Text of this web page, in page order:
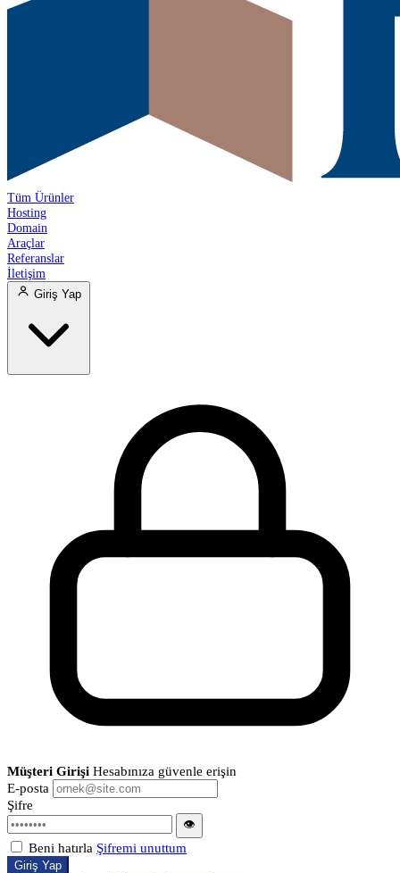
Tüm Ürünler
Hosting
Domain
Araçlar
Referanslar
İletişim
Giriş Yap
Müşteri Girişi Hesabınıza güvenle erişin
E-posta
Şifre
👁
Beni hatırla Şifremi unuttum
Giriş Yap